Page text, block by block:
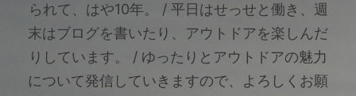
られて、はや10年。 / 平日はせっせと働き、週
末はブログを書いたり、アウトドアを楽しんだ
りしています。 / ゆったりとアウトドアの魅力
について発信していきますので、よろしくお願